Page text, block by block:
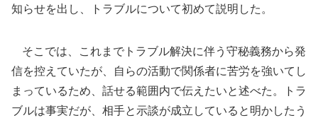
知らせを出し、トラブルについて初めて説明した。
そこでは、これまでトラブル解決に伴う守秘義務から発
信を控えていたが、自らの活動で関係者に苦労を強いてし
まっているため、話せる範囲内で伝えたいと述べた。トラ
ブルは事実だが、相手と示談が成立していると明かしたう